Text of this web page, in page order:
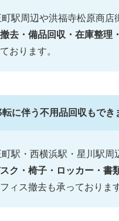
駅周辺や洪福寺松原商店
去・備品回収・在庫整理
おります。
に伴う不用品回収もでき
駅・西横浜駅・星川駅周
ク・椅子・ロッカー・書
ィス撤去も承っております